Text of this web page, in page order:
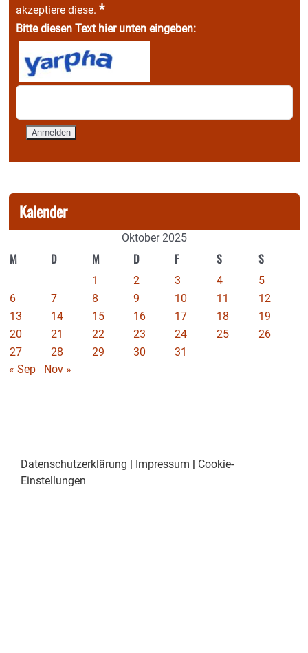
akzeptiere diese. *
Bitte diesen Text hier unten eingeben:
Kalender
Oktober 2025
M D M D F S S
1 2 3 4
5
6
7 8 9 10 11
12
13
14 15 16 17 18
19
20
21 22 23 24 25
26
27
28 29 30
31
« Sep
Nov »
Datenschutzerklärung | Impressum | Cookie-
Einstellungen